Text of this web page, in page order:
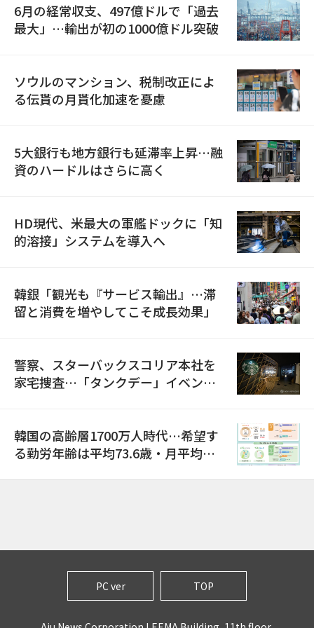
6月の経常収支、497億ドルで「過去
最大」…輸出が初の1000億ドル突破
ソウルのマンション、税制改正によ
る伝貰の月貰化加速を憂慮
5大銀行も地方銀行も延滞率上昇…融
資のハードルはさらに高く
HD現代、米最大の軍艦ドックに「知
的溶接」システムを導入へ
韓銀「観光も『サービス輸出』…滞
留と消費を増やしてこそ成長効果」
警察、スターバックスコリア本社を
家宅捜査…「タンクデー」イベント
韓国の高齢層1700万人時代…希望す
る勤労年齢は平均73.6歳・月平均賃
PC ver TOP